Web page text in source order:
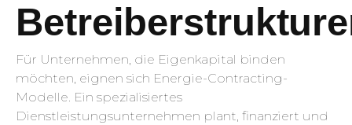
Für Unternehmen, die Eigenkapital binden
möchten, eignen sich Energie-Contracting-
Modelle. Ein spezialisiertes
Dienstleistungsunternehmen plant, finanziert und